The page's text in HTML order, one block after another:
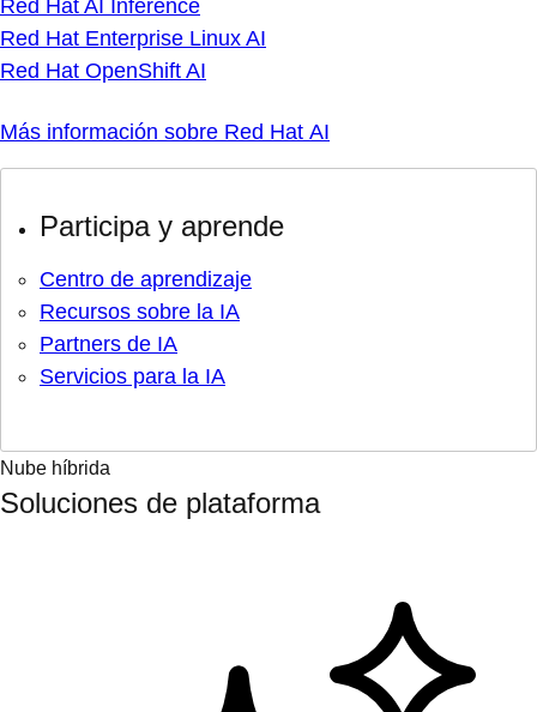
Red Hat AI Inference
Red Hat Enterprise Linux AI
Red Hat OpenShift AI
Más información sobre Red Hat AI
Participa y aprende
Centro de aprendizaje
Recursos sobre la IA
Partners de IA
Servicios para la IA
Nube híbrida
Soluciones de plataforma